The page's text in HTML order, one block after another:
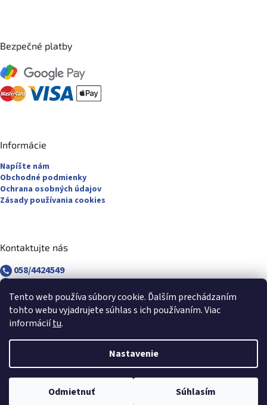
Tento web používa súbory cookie. Ďalším prechádzaním
tohto webu vyjadrujete súhlas s ich používaním. Viac
informáciítu.
Nastavenie
Odmietnuť Súhlasím
Bezpečné platby
Informácie
Napíšte nám
Obchodné podmienky
Ochrana osobných údajov
Zásady používania cookies
Kontaktujte nás
058/4424549
revuca@majsterpapier.sk
Vytvoril Shoptet
Copyright 2026Majsterpapier.sk . Všetky práva vyhradené.